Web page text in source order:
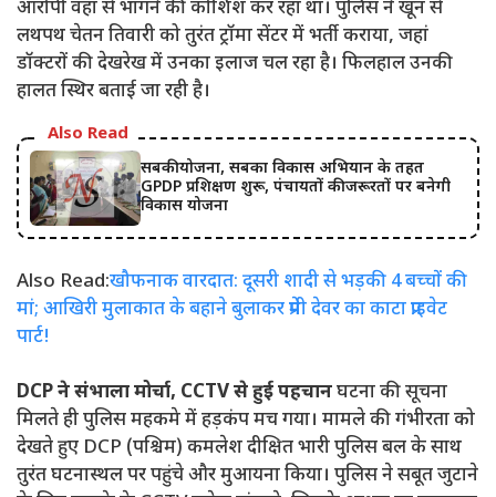
आरोपी वहां से भागने की कोशिश कर रहा था। पुलिस ने खून से
लथपथ चेतन तिवारी को तुरंत ट्रॉमा सेंटर में भर्ती कराया, जहां
डॉक्टरों की देखरेख में उनका इलाज चल रहा है। फिलहाल उनकी
हालत स्थिर बताई जा रही है।
Also Read
सबकी योजना, सबका विकास अभियान के तहत
GPDP प्रशिक्षण शुरू, पंचायतों की जरूरतों पर बनेगी
विकास योजना
Also Read:खौफनाक वारदात: दूसरी शादी से भड़की 4 बच्चों की
मां; आखिरी मुलाकात के बहाने बुलाकर प्रेमी देवर का काटा प्राइवेट
पार्ट!
DCP ने संभाला मोर्चा, CCTV से हुई पहचानघटना की सूचना
मिलते ही पुलिस महकमे में हड़कंप मच गया। मामले की गंभीरता को
देखते हुए DCP (पश्चिम) कमलेश दीक्षित भारी पुलिस बल के साथ
तुरंत घटनास्थल पर पहुंचे और मुआयना किया। पुलिस ने सबूत जुटाने